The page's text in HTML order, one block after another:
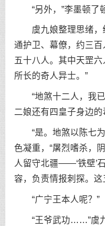
“另外，”李墨顿了顿
虞九娘整理思绪，
通护卫、幕僚，约三百
五十八人。其中天罡
所长的奇人异士。”
“地煞十二人，我已
二娘还有四皇子身边
“是。地煞以陈七为
色凝重，“屠烈嗜杀，
人留守北疆——‘铁壁’
容，负责情报刺探。这
“广宁王本人呢？”
“王爷武功……”虞九